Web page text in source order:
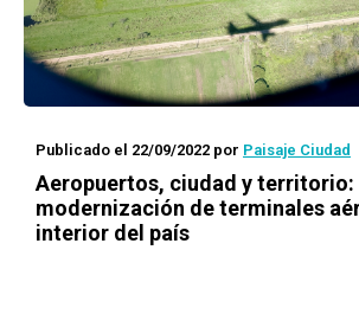
Publicado el 22/09/2022 por Paisaje Ciudad
Aeropuertos, ciudad y territorio:
modernización de terminales
interior del país